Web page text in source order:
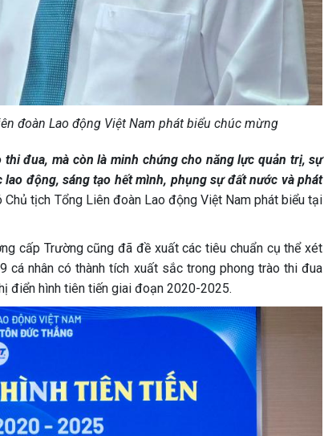
đoàn Lao động Việt Nam phát biểu chúc mừng
đua, mà còn là minh chứng cho năng lực quản trị, sự
động, sáng tạo hết mình, phụng sự đất nước và phát
Chủ tịch Tổng Liên đoàn Lao động Việt Nam phát biểu tại
cấp Trường cũng đã đề xuất các tiêu chuẩn cụ thể xét
cá nhân có thành tích xuất sắc trong phong trào thi đua
điển hình tiên tiến giai đoạn 2020-2025.